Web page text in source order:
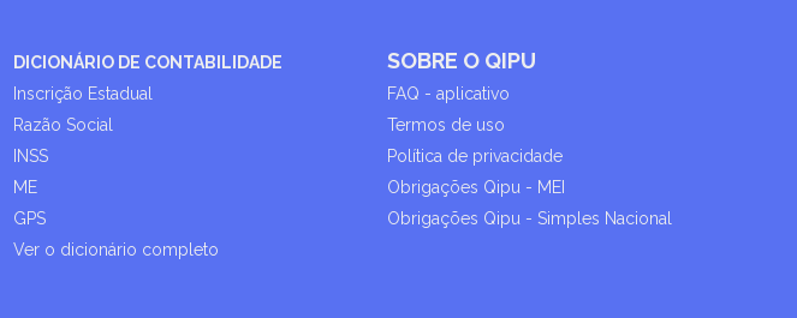
DICIONÁRIO DE CONTABILIDADE
Inscrição Estadual
Razão Social
INSS
ME
GPS
Ver o dicionário completo
SOBRE O QIPU
FAQ - aplicativo
Termos de uso
Política de privacidade
Obrigações Qipu - MEI
Obrigações Qipu - Simples Nacional